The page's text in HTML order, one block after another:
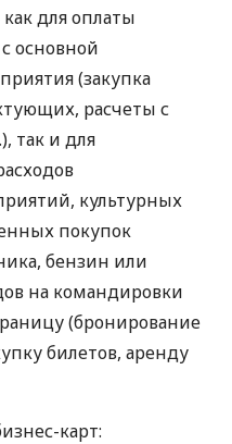
для оплаты
основной
(закупка
расчеты с
), так и для
культурных
покупок
бензин или
на командировки
(бронирование
билетов, аренду
карт: